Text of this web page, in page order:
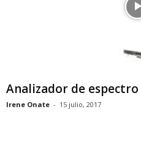
Analizador de
Irene Onate - 15 julio, 2017